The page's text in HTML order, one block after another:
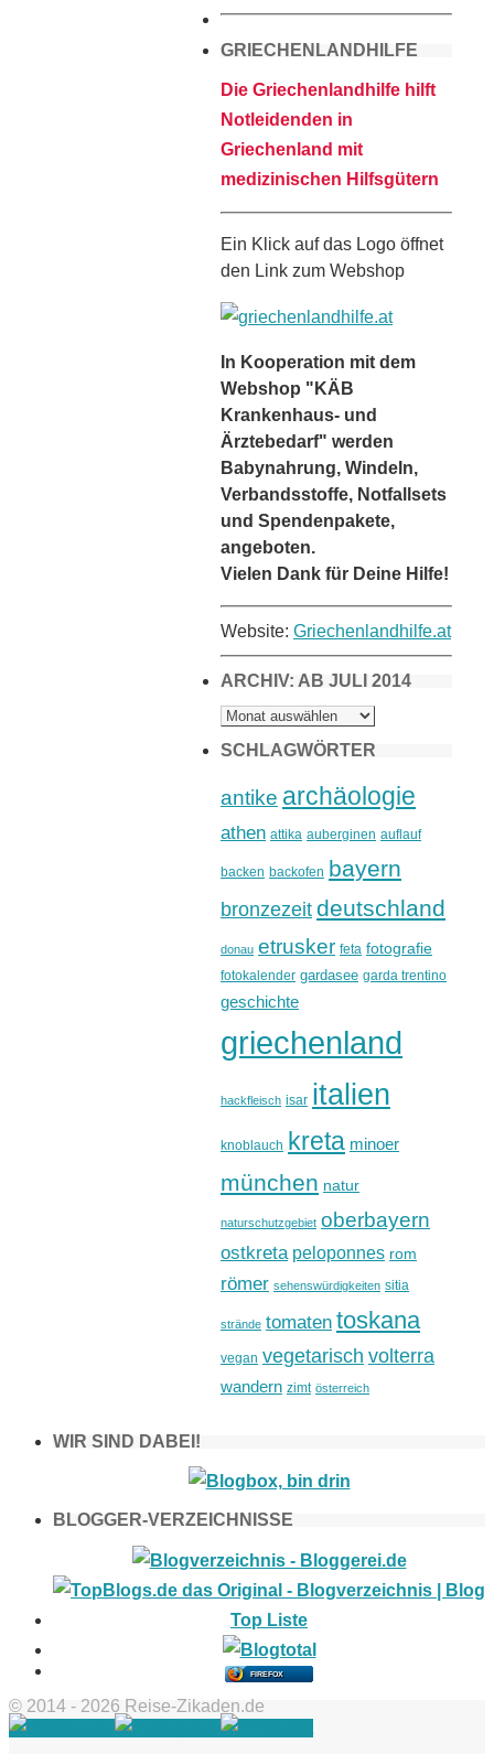
GRIECHENLANDHILFE
Die Griechenlandhilfe hilft
Notleidenden in
Griechenland mit
medizinischen Hilfsgütern
Ein Klick auf das Logo öffnet
den Link zum Webshop
In Kooperation mit dem
Webshop "KÄB
Krankenhaus- und
Ärztebedarf" werden
Babynahrung, Windeln,
Verbandsstoffe, Notfallsets
und Spendenpakete,
angeboten.
Vielen Dank für Deine Hilfe!
Website: Griechenlandhilfe.at
ARCHIV: AB JULI 2014
ARCHIV:
AB
2014
SCHLAGWÖRTER
antike archäologie
athen attika auberginen auflauf
backen backofen bayern
bronzezeit deutschland
donau etrusker feta fotografie
fotokalender gardasee garda trentino
geschichte
griechenland
hackfleisch isar italien
knoblauch kreta minoer
münchen natur
naturschutzgebiet oberbayern
ostkreta peloponnes rom
römer sehenswürdigkeiten sitia
strände tomaten toskana
vegan vegetarisch volterra
wandern zimt österreich
WIR SIND DABEI!
BLOGGER-VERZEICHNISSE
FIREFOX
© 2014 - 2026 Reise-Zikaden.de